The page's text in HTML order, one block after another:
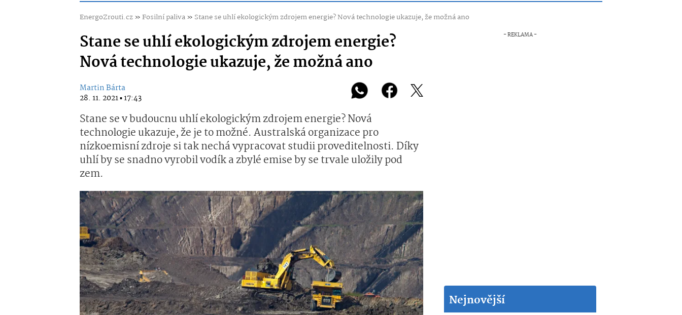
EnergoZrouti.cz»Fosilní paliva» Stane se uhlí ekologickým zdrojem energie? Nová technologie ukazuje, že možná ano
Stane se uhlí ekologickým zdrojem energie?
Nová technologie ukazuje, že možná ano
Martin Bárta
28. 11. 2021 ▪ 17:43
Stane se v budoucnu uhlí ekologickým zdrojem energie? Nová
technologie ukazuje, že je to možné. Australská organizace pro
nízkoemisní zdroje si tak nechá vypracovat studii proveditelnosti. Díky
uhlí by se snadno vyrobil vodík a zbylé emise by se trvale uložily pod
zem.
Nejnovější